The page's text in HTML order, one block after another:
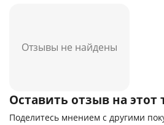
Отзывы не найдены
Оставить отзыв на этот
Поделитесь мнением с другими